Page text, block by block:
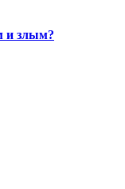
и злым?